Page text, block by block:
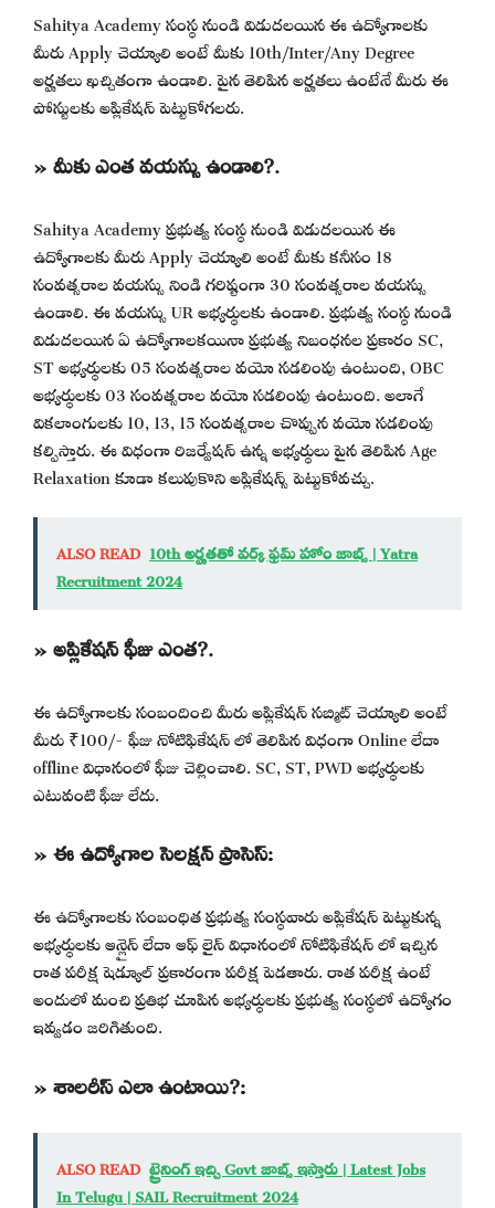
Sahitya Academy సంస్థ నుండి విడుదలయిన ఈ ఉద్యోగాలకు
మీరు Apply చెయ్యాలి అంటే మీకు 10th/Inter/Any Degree
అర్హతలు ఖచ్చితంగా ఉండాలి. పైన తెలిపిన అర్హతలు ఉంటేనే మీరు ఈ
పోస్టులకు అప్లికేషన్ పెట్టుకోగలరు.
» మీకు ఎంత వయస్సు ఉండాలి?.
Sahitya Academy ప్రభుత్వ సంస్థ నుండి విడుదలయిన ఈ
ఉద్యోగాలకు మీరు Apply చెయ్యాలి అంటే మీకు కనీసం 18
సంవత్సరాల వయస్సు నిండి గరిష్టంగా 30 సంవత్సరాల వయస్సు
ఉండాలి. ఈ వయస్సు UR అభ్యర్థులకు ఉండాలి. ప్రభుత్వ సంస్థ నుండి
విడుదలయిన ఏ ఉద్యోగాలకయినా ప్రభుత్వ నిబంధనల ప్రకారం SC,
ST అభ్యర్థులకు 05 సంవత్సరాల వయో సడలింపు ఉంటుంది, OBC
అభ్యర్థులకు 03 సంవత్సరాల వయో సడలింపు ఉంటుంది. అలాగే
వికలాంగులకు 10, 13, 15 సంవత్సరాల చొప్పున వయో సడలింపు
కల్పిస్తారు. ఈ విధంగా రిజర్వేషన్ ఉన్న అభ్యర్థులు పైన తెలిపిన Age
Relaxation కూడా కలుపుకొని అప్లికేషన్స్ పెట్టుకోవచ్చు.
ALSO READ 10th అర్హతతో వర్క్ ఫ్రమ్ హోం జాబ్స్ | Yatra
Recruitment 2024
» అప్లికేషన్ ఫీజు ఎంత?.
ఈ ఉద్యోగాలకు సంబందించి మీరు అప్లికేషన్ సబ్మిట్ చెయ్యాలి అంటే
మీరు ₹100/- ఫీజు నోటిఫికేషన్ లో తెలిపిన విధంగా Online లేదా
offline విధానంలో ఫీజు చెల్లించాలి. SC, ST, PWD అభ్యర్థులకు
ఎటువంటి ఫీజు లేదు.
» ఈ ఉద్యోగాల సెలక్షన్ ప్రాసెస్:
ఈ ఉద్యోగాలకు సంబంధిత ప్రభుత్వ సంస్థవారు అప్లికేషన్ పెట్టుకున్న
అభ్యర్థులకు ఆన్లైన్ లేదా ఆఫ్ లైన్ విధానంలో నోటిఫికేషన్ లో ఇచ్చిన
రాత పరీక్ష షెడ్యూల్ ప్రకారంగా పరీక్ష పెడతారు. రాత పరీక్ష ఉంటే
అందులో మంచి ప్రతిభ చూపిన అభ్యర్థులకు ప్రభుత్వ సంస్థలో ఉద్యోగం
ఇవ్వడం జరిగితుంది.
» శాలరీస్ ఎలా ఉంటాయి?:
ALSO READ ట్రైనింగ్ ఇచ్చి Govt జాబ్స్ ఇస్తారు | Latest Jobs
In Telugu | SAIL Recruitment 2024